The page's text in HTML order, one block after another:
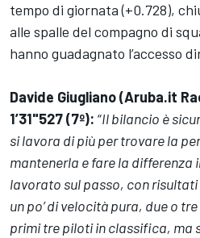
tempo di giornata (+0.728),
alle spalle del compagno di
hanno guadagnato l’accesso
Davide Giugliano (Aruba.it
1’31"527 (7º): “Il bilancio è
si lavora di più per trovare la
mantenerla e fare la differenza
lavorato sul passo, con
un po’ di velocità pura, due o
primi tre piloti in classifica, ma